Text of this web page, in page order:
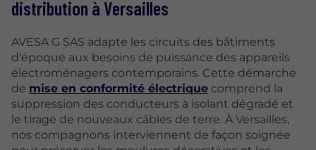
distribution à Versailles
AVESA G SAS adapte les circuits des bâtiments
d'époque aux besoins de puissance des appareils
électroménagers contemporains. Cette démarche
de mise en conformité électrique comprend la
suppression des conducteurs à isolant dégradé et
le tirage de nouveaux câbles de terre. À Versailles,
nos compagnons interviennent de façon soignée